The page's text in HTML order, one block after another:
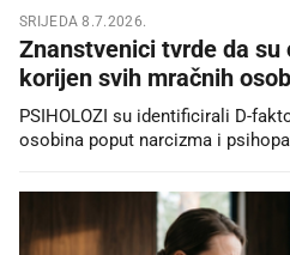
SRIJEDA 8.7.2026.
Znanstvenici tvrde da
korijen svih mračnih
PSIHOLOZI su identificirali D-
osobina poput narcizma i